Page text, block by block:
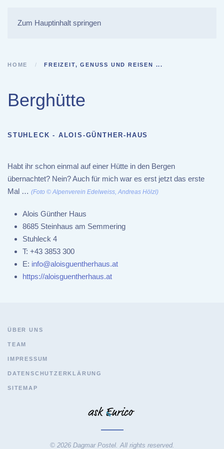
Zum Hauptinhalt springen
HOME FREIZEIT, GENUSS UND REISEN ...
Berghütte
STUHLECK - ALOIS-GÜNTHER-HAUS
Habt ihr schon einmal auf einer Hütte in den Bergen
übernachtet? Nein? Auch für mich war es erst jetzt das erste
Mal … (Foto © Alpenverein Edelweiss, Andreas Hölzl)
Alois Günther Haus
8685 Steinhaus am Semmering
Stuhleck 4
T: +43 3853 300
E: info@aloisguentherhaus.at
https://aloisguentherhaus.at
ÜBER UNS
TEAM
IMPRESSUM
DATENSCHUTZERKLÄRUNG
SITEMAP
© 2026 Dagmar Postel. All rights reserved.